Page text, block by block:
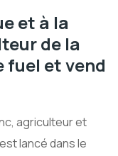
et à la
de la
fuel et vend
agriculteur et
lancé dans le